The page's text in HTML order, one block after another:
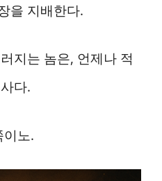
을 지배한다.
지는 놈은, 언제나 적
다.
이노.